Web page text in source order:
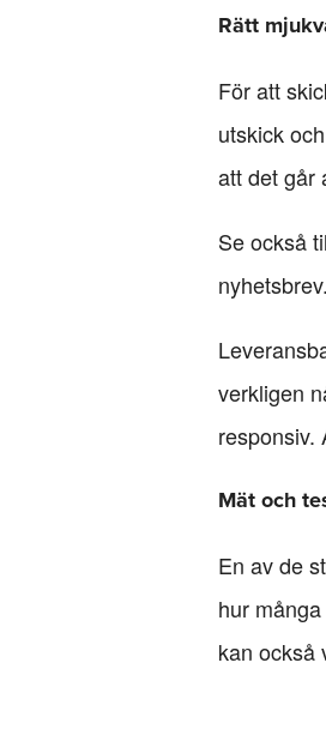
Rätt
För att
utskick
att det går
Se också
verkligen
responsiv.
Mät och
En av de
hur
kan också